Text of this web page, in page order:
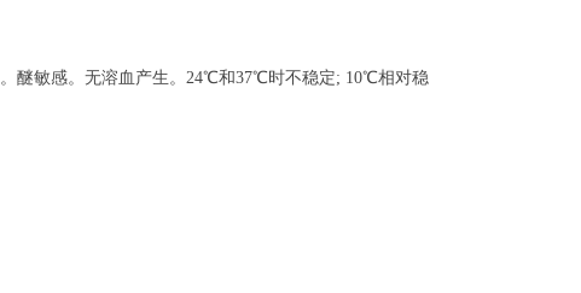
醚敏感。无溶血产生。24℃和37℃时不稳定; 10℃相对稳